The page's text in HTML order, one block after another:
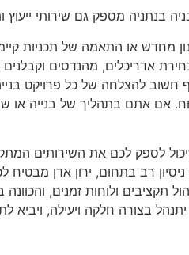
בנתניה מספק גם שירותי ייעוץ
מחדש או התאמה של תכניות
אדריכלים, מהנדסים
חשוב להצלחה של כל פרויקט
אם אתם בתהליך של בנייה
לספק לכם את השירותים
רב בתחום, ירון אדן
תקציבים ולוחות זמנים,
בצורה חלקה ויעילה, ויביא